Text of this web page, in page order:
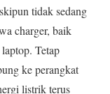
tidak sedang
charger, baik
Tetap
ke perangkat
listrik terus